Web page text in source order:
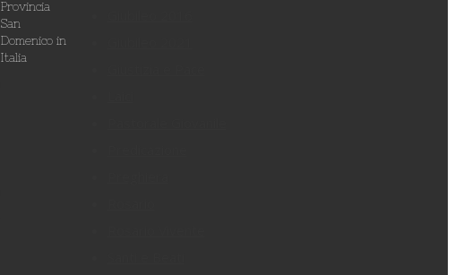
Provincia
San
Domenico in
Italia